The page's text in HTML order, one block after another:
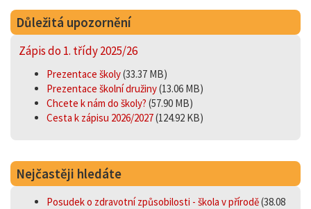
Důležitá upozornění
Zápis do 1. třídy 2025/26
Prezentace školy(33.37 MB)
Prezentace školní družiny(13.06 MB)
Chcete k nám do školy? (57.90 MB)
Cesta k zápisu 2026/2027(124.92 KB)
Nejčastěji hledáte
Posudek o zdravotní způsobilosti - škola v přírodě(38.08